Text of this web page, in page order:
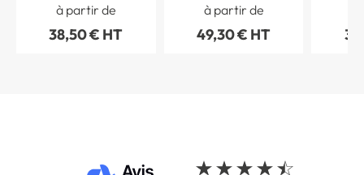
à partir de
38,50 € HT
à partir de
49,30 € HT